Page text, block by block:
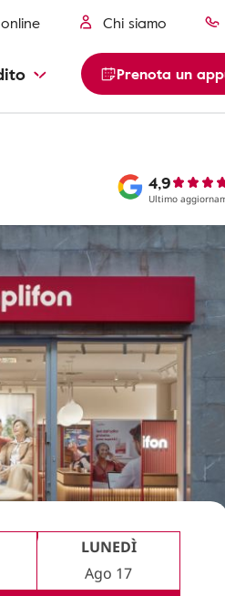
Chi siamo
Prenota un
4,9
Ultimo
LUNEDÌ
Ago 17